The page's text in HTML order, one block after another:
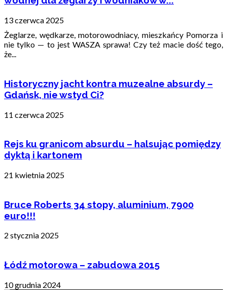
13 czerwca 2025
Żeglarze, wędkarze, motorowodniacy, mieszkańcy Pomorza i
nie tylko — to jest WASZA sprawa! Czy też macie dość tego,
że...
Historyczny jacht kontra muzealne absurdy –
Gdańsk, nie wstyd Ci?
11 czerwca 2025
Rejs ku granicom absurdu – halsując pomiędzy
dyktą i kartonem
21 kwietnia 2025
Bruce Roberts 34 stopy, aluminium, 7900
euro!!!
2 stycznia 2025
Łódź motorowa – zabudowa 2015
10 grudnia 2024